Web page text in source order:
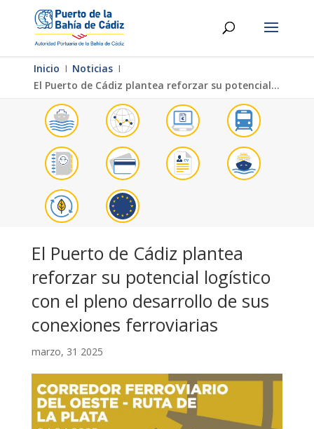
Inicio Ι Noticias Ι
El Puerto de Cádiz plantea reforzar su potencial logístico con el pleno desarrollo de sus conexiones ferroviarias
El Puerto de Cádiz plantea
reforzar su potencial logístico
con el pleno desarrollo de sus
conexiones ferroviarias
marzo, 31 2025